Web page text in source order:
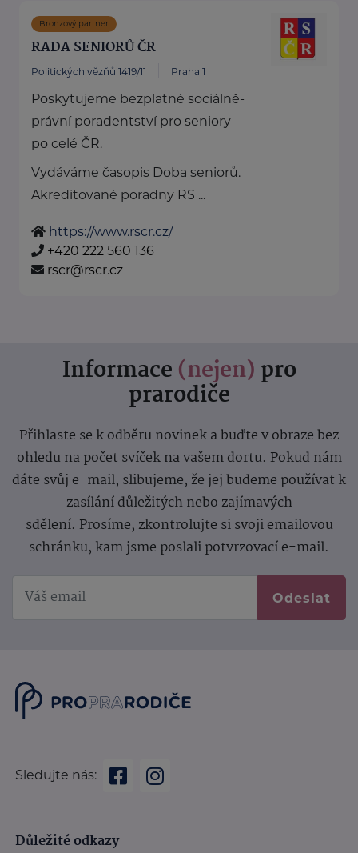
Bronzový partner
RADA SENIORŮ ČR
Politických vězňů 1419/11 Praha 1
Poskytujeme bezplatné sociálně-
právní poradentství pro seniory
po celé ČR.
Vydáváme časopis Doba seniorů.
Akreditované poradny RS ...
https://www.rscr.cz/
+420 222 560 136
rscr@rscr.cz
Informace (nejen) pro
prarodiče
Přihlaste se k odběru novinek a buďte v obraze bez
ohledu na počet svíček na vašem dortu. Pokud nám
dáte svůj e-mail, slibujeme, že jej budeme používat k
zasílání důležitých nebo zajímavých
sdělení. Prosíme, zkontrolujte si svoji emailovou
schránku, kam jsme poslali potvrzovací e-mail.
Odeslat
Sledujte nás:
Důležité odkazy